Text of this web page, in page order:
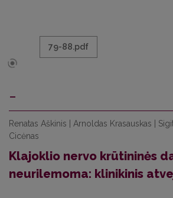
79-88.pdf
-
Renatas Aškinis | Arnoldas Krasauskas |
Cicėnas
Klajoklio nervo krūtininės
neurilemoma: klinikinis